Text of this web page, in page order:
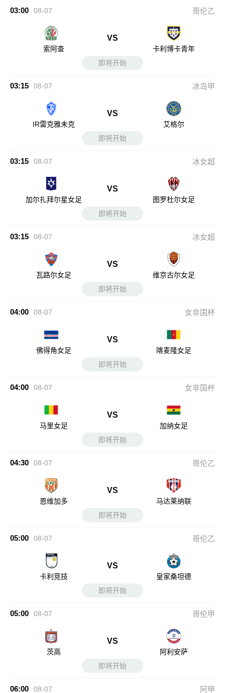
03:00 08-07 哥伦乙
索阿查
VS
卡利博卡青年
即将开始
03:15 08-07 冰岛甲
IR雷克雅未克
VS
艾格尔
即将开始
03:15 08-07 冰女超
加尔扎拜尔星女足
VS
图罗杜尔女足
即将开始
03:15 08-07 冰女超
瓦路尔女足
VS
维京古尔女足
即将开始
04:00 08-07 女非国杯
佛得角女足
VS
喀麦隆女足
即将开始
04:00 08-07 女非国杯
马里女足
VS
加纳女足
即将开始
04:30 08-07 哥伦乙
恩维加多
VS
马达莱纳联
即将开始
05:00 08-07 哥伦乙
卡利竞技
VS
皇家桑坦德
即将开始
05:00 08-07 哥伦甲
茨高
VS
阿利安萨
即将开始
06:00 08-07 阿甲